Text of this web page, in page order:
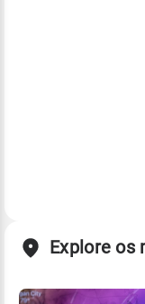
Explore os